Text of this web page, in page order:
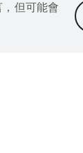
但可能會